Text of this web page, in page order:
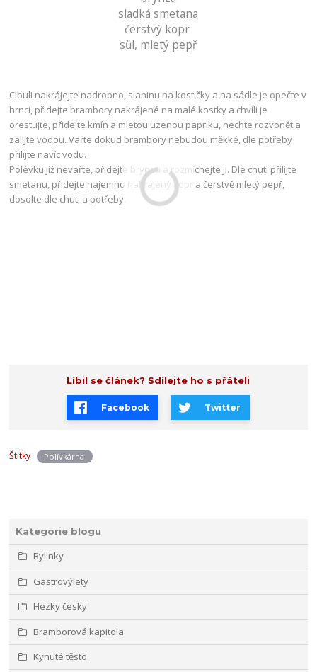
Kategorie blogu
Bylinky
Gastrovýlety
Hezky česky
Bramborová kapitola
Kynuté těsto
sladká smetana
čerstvý kopr
sůl, mletý pepř
Cibuli nakrájejte nadrobno, slaninu na kostičky a na sádle je opečte v
hrnci, přidejte brambory nakrájené na malé kostky a chvíli je
orestujte, přidejte kmín a mletou uzenou papriku, nechte rozvonět a
zalijte vodou. Vařte dokud brambory nebudou měkké, dle potřeby
přilijte navíc vodu.
Polévku již nevařte, přidejte brynzu a rozmíchejte ji. Dle chuti přilijte
smetanu, přidejte najemno nakrájený kopr a čerstvě mletý pepř,
dosolte dle chuti a potřeby.
Líbil se článek? Sdílejte ho s přáteli
Facebook Twitter
Štítky Polívkárna